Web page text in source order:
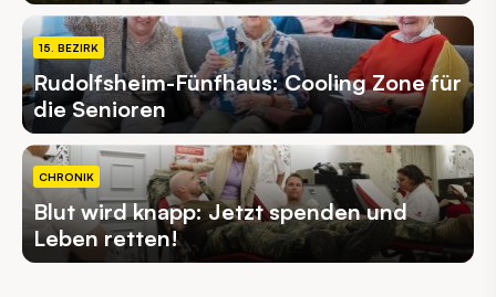
15. BEZIRK
Rudolfsheim-Fünfhaus: Cooling Zone für
die Senioren
CHRONIK
Blut wird knapp: Jetzt spenden und
Leben retten!